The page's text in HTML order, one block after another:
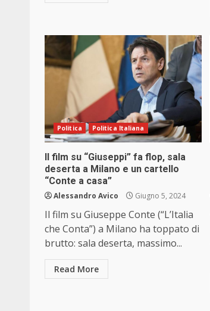
Politica Politica Italiana
Il film su “Giuseppi” fa flop, sala
deserta a Milano e un cartello
“Conte a casa”
Alessandro Avico Giugno 5, 2024
Il film su Giuseppe Conte (“L’Italia
che Conta”) a Milano ha toppato di
brutto: sala deserta, massimo...
Read More